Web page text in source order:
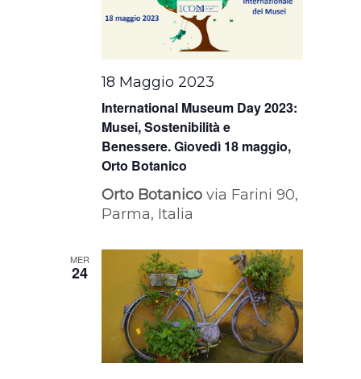
International Museum Day 2023:
Musei, Sostenibilità e
Benessere. Giovedì 18 maggio,
Orto Botanico
18 Maggio 2023
Orto Botanicovia Farini 90,
Parma, Italia
MER
24